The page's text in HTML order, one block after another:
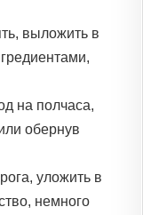
выложить в
на полчаса,
обернув
уложить в
немного